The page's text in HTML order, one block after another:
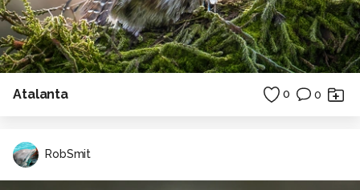
Atalanta 0 0
RobSmit